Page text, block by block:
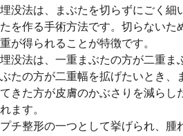
埋没法は、まぶたを切らずにごく細
たを作る手術方法です。切らないた
重が得られることが特徴です。
埋没法は、一重まぶたの方が二重ま
ぶたの方が二重幅を拡げたいとき、
てきた方が皮膚のかぶさりを減らし
れます。
プチ整形の一つとして挙げられ、腫